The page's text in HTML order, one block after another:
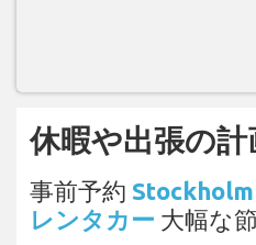
休暇や出張の計
事前予約
レンタカー 大幅な